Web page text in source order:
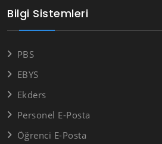
Bilgi Sistemleri
PBS
EBYS
Ekders
Personel E-Posta
Öğrenci E-Posta